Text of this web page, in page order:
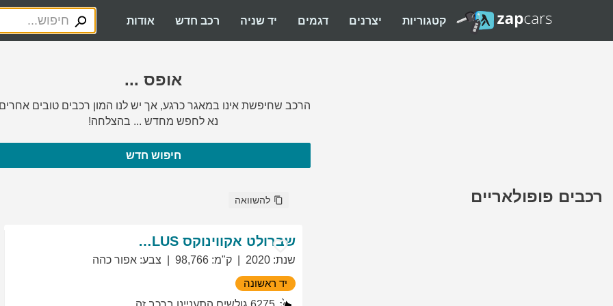
קטגוריות יצרנים דגמים יד שניה רכב חדש אודות
אופס ...
הרכב שחיפשת אינו במאגר כרגע, אך יש לנו המון רכבים טובים
נא לחפש מחדש ... בהצלחה!
חיפוש חדש
רכבים פופולאריים להשוואה
שברולט אקווינוקס LT PLUS
שנת:
2020 ק"מ:
98,766 צבע: אפור כהה
יד ראשונה